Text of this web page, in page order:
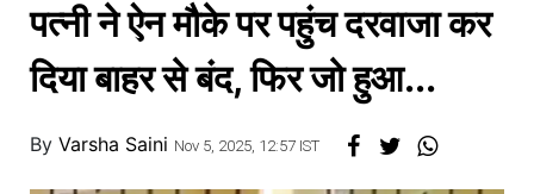
बिझनेस
लाईफस्टाईल
पत्नी ने ऐन मौके पर पहुंच दरवाजा कर
दिया बाहर से बंद, फिर जो हुआ...
By Varsha Saini Nov 5, 2025, 12:57 IST